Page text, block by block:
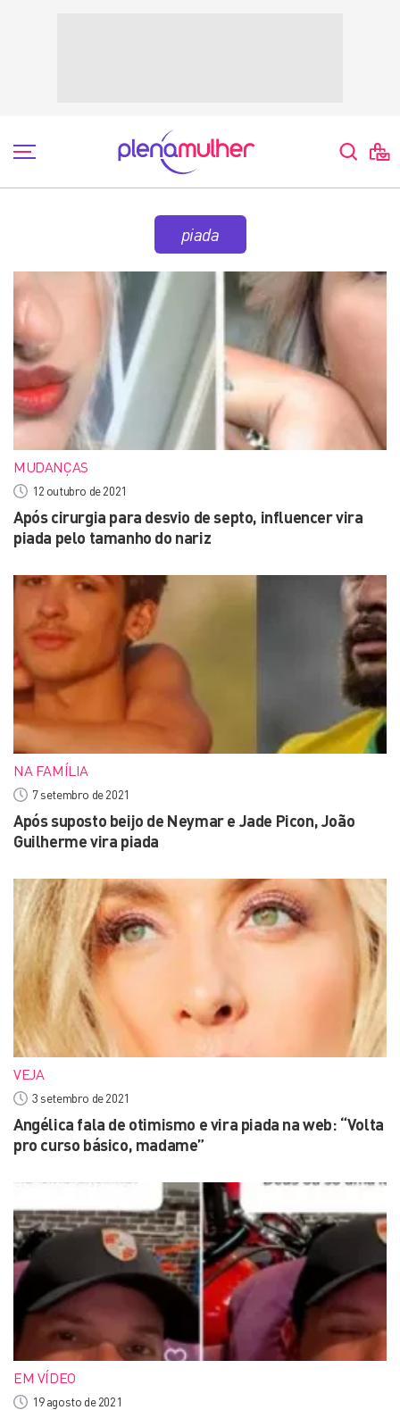
piada
MUDANÇAS
12 outubro de 2021
Após cirurgia para desvio de septo, influencer vira
piada pelo tamanho do nariz
NA FAMÍLIA
7 setembro de 2021
Após suposto beijo de Neymar e Jade Picon, João
Guilherme vira piada
VEJA
3 setembro de 2021
Angélica fala de otimismo e vira piada na web: “Volta
pro curso básico, madame”
EM VÍDEO
19 agosto de 2021